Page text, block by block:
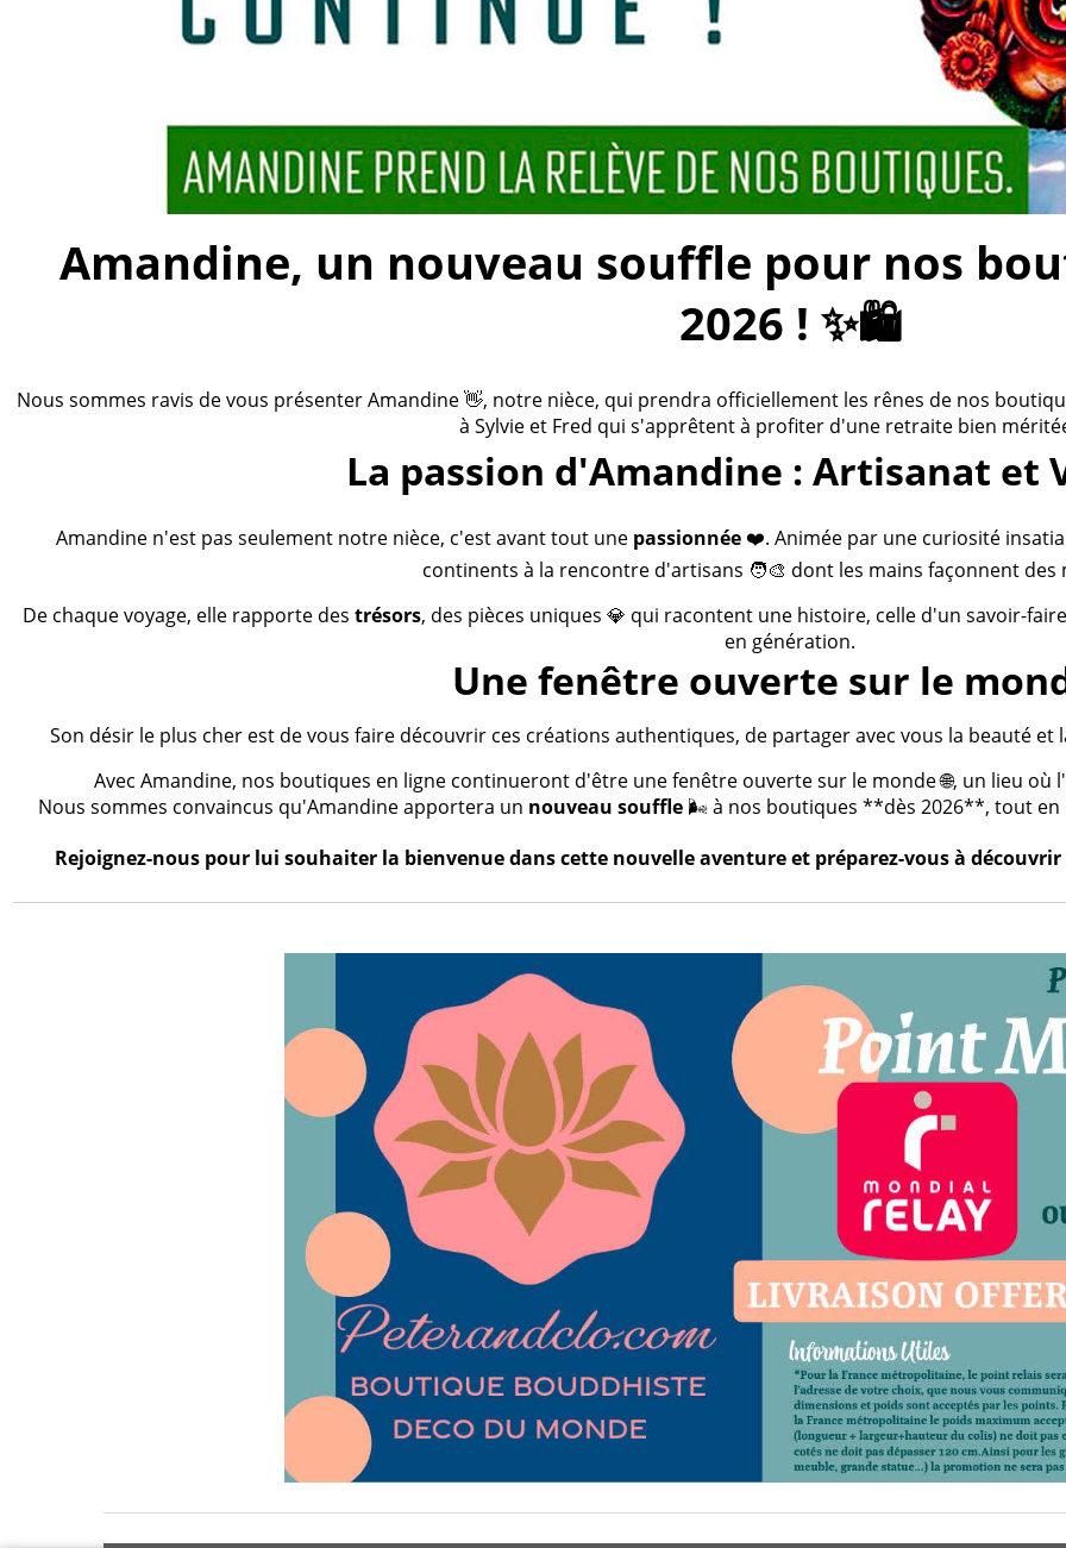
Amandine, un nouveau souffle pour nos
2026 ! ✨🛍️
Nous sommes ravis de vous présenter Amandine 👋, notre nièce, qui prendra officiellement les rênes de nos
à Sylvie et Fred qui s'apprêtent à profiter d'une retraite bien
La passion d'Amandine : Artisanat et
Amandine n'est pas seulement notre nièce, c'est avant tout une passionnée❤️. Animée par une curiosité
continents à la rencontre d'artisans 🧑‍🎨 dont les mains façonnent des
De chaque voyage, elle rapporte des trésors, des pièces uniques 💎 qui racontent une histoire, celle d'un savoir-
en génération.
Une fenêtre ouverte sur le
Son désir le plus cher est de vous faire découvrir ces créations authentiques, de partager avec vous la beauté
Avec Amandine, nos boutiques en ligne continueront d'être une fenêtre ouverte sur le monde 🌐, un lieu
Nous sommes convaincus qu'Amandine apportera un nouveau souffle🌬️ à nos boutiques **dès 2026**, tout en
Rejoignez-nous pour lui souhaiter la bienvenue dans cette nouvelle aventure et préparez-vous à